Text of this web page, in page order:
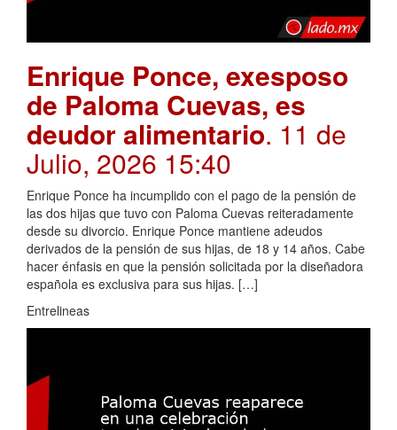
Enrique Ponce, exesposo
de Paloma Cuevas, es
deudor alimentario. 11 de
Julio, 2026 15:40
Enrique Ponce ha incumplido con el pago de la pensión de
las dos hijas que tuvo con Paloma Cuevas reiteradamente
desde su divorcio. Enrique Ponce mantiene adeudos
derivados de la pensión de sus hijas, de 18 y 14 años. Cabe
hacer énfasis en que la pensión solicitada por la diseñadora
española es exclusiva para sus hijas. […]
Entrelineas